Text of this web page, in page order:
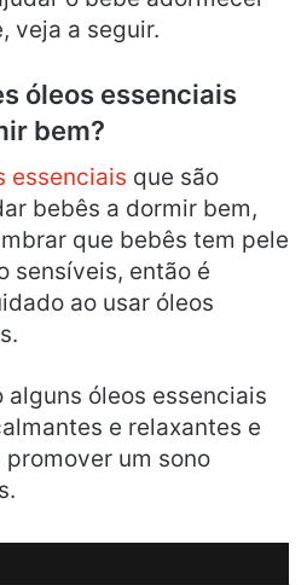
veja a seguir.
óleos essenciais
bem?
essenciais que são
bebês a dormir bem,
que bebês tem pele
sensíveis, então é
ao usar óleos
óleos essenciais
e relaxantes e
um sono